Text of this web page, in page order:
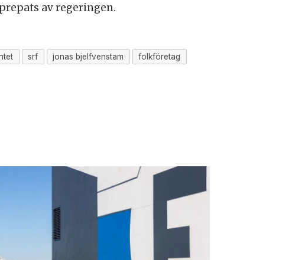
av regeringen.
srf jonas bjelfvenstam
folkföretag